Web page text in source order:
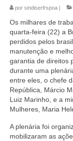
por sindiserfrspoa |
Os milhares de
quarta-feira (22) a
perdidos pelos
manutenção e
garantia de direitos
durante uma
entre eles, o chefe
República, Márcio
Luiz Marinho, e a
Mulheres, Maria
A plenária foi
mobilizaram as